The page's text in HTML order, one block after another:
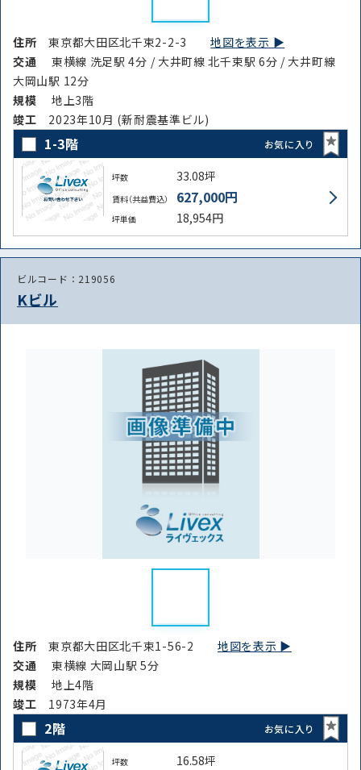
住所東京都大田区北千束2-2-3地図を表示 ▶︎
交通
東横線 洗足駅 4分 / 大井町線 北千束駅 6分 / 大井町線
大岡山駅 12分
規模
地上3階
竣⼯ 2023年10月 (新耐震基準ビル)
1-3階 お気に入り
坪数 33.08坪
賃料（共益費込） 627,000円
坪単価 18,954円
ビルコード：219056
Kビル
住所東京都大田区北千束1-56-2地図を表示 ▶︎
交通
東横線 大岡山駅 5分
規模
地上4階
竣⼯ 1973年4月
2階 お気に入り
坪数 16.58坪